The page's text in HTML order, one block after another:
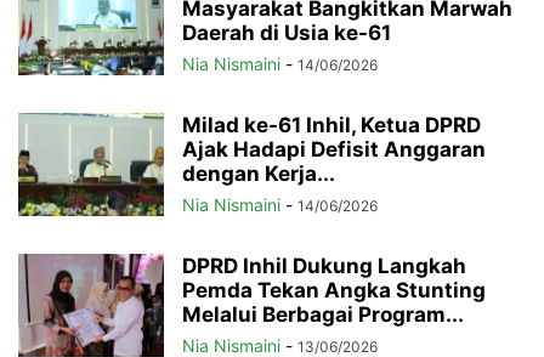
Masyarakat Bangkitkan Marwah
Daerah di Usia ke-61
Nia Nismaini - 14/06/2026
Milad ke-61 Inhil, Ketua DPRD
Ajak Hadapi Defisit Anggaran
dengan Kerja...
Nia Nismaini - 14/06/2026
DPRD Inhil Dukung Langkah
Pemda Tekan Angka Stunting
Melalui Berbagai Program...
Nia Nismaini - 13/06/2026